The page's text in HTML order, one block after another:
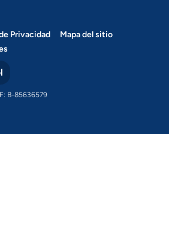
Privacidad
Mapa del sitio
B-85636579